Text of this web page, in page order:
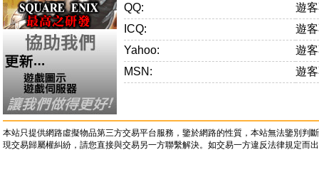
QQ:
遊
ICQ:
遊
Yahoo:
遊
MSN:
遊
本站只提供網路虛擬物品第三方交易平台服務，鑒於網路的性質，本站無法鑒別
現交易歸屬權糾紛，請您直接與交易另一方聯繫解決。如交易一方違反法律規定